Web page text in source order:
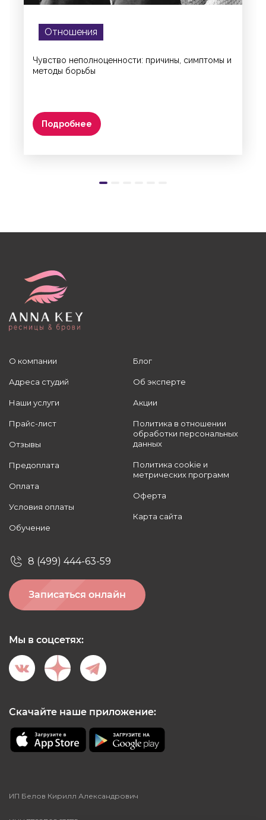
Отношения
Чувство неполноценности: причины, симптомы и
методы борьбы
Подробнее
О компании
Адреса студий
Наши услуги
Прайс-лист
Отзывы
Предоплата
Оплата
Условия оплаты
Обучение
Блог
Об эксперте
Акции
Политика в отношении
обработки персональных
данных
Политика cookie и
метрических программ
Оферта
Карта сайта
8 (499) 444-63-59
Записаться онлайн
Мы в соцсетях:
Скачайте наше приложение:
ИП Белов Кирилл Александрович